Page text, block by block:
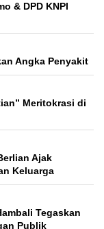
& DPD KNPI
Angka Penyakit
Meritokrasi di
Ajak
Keluarga
Tegaskan
Publik